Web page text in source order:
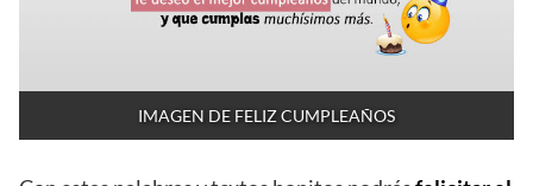
IMAGEN DE FELIZ CUMPLEAÑOS